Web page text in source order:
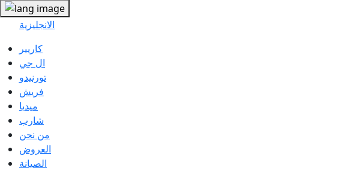
الانجليزية
كاريير
ال جي
تورنيدو
فريش
ميديا
شارب
من نحن
العروض
الصيانة